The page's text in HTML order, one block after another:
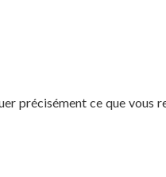
précisément ce que vous